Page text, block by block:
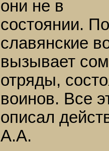
они не в
состоянии.
славянские
вызывает
отряды,
воинов. Все
описал
А.А.